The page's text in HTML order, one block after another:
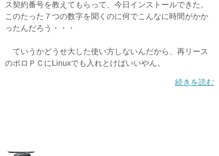
ス契約番号を教えてもらって、今日インストールできた。
このたった７つの数字を聞くのに何でこんなに時間がかか
ったんだろう・・・
ていうかどうせ大した使い方しないんだから、再リース
のボロＰＣにLinuxでも入れとけばいいやん。
続きを読む